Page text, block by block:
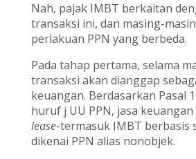
Nah, pajak IMBT berkaitan
transaksi ini, dan masing-
perlakuan PPN yang berbeda.
Pada tahap pertama, selama
transaksi akan dianggap
keuangan. Berdasarkan Pasal
huruf j UU PPN, jasa
lease-termasuk IMBT berbasis
dikenai PPN alias nonobjek.